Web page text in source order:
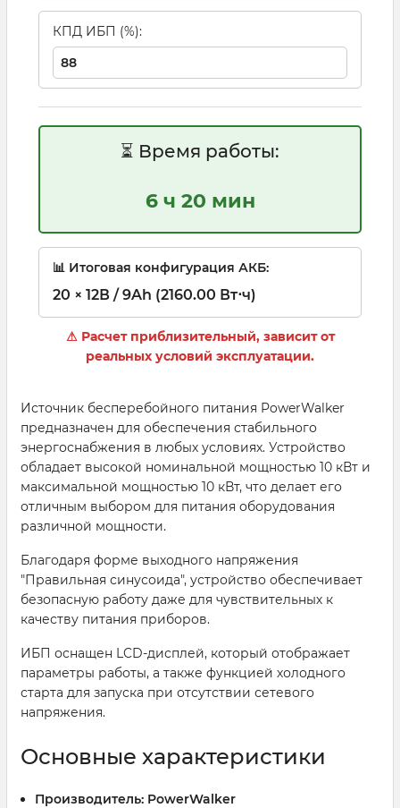
КПД ИБП (%):
⏳ Время работы:
6 ч 20 мин
📊 Итоговая конфигурация АКБ:
20 × 12В / 9Ah (2160.00 Вт⋅ч)
⚠ Расчет приблизительный, зависит от
реальных условий эксплуатации.
Источник бесперебойного питания PowerWalker
предназначен для обеспечения стабильного
энергоснабжения в любых условиях. Устройство
обладает высокой номинальной мощностью 10 кВт и
максимальной мощностью 10 кВт, что делает его
отличным выбором для питания оборудования
различной мощности.
Благодаря форме выходного напряжения
"Правильная синусоида", устройство обеспечивает
безопасную работу даже для чувствительных к
качеству питания приборов.
ИБП оснащен LCD-дисплей, который отображает
параметры работы, а также функцией холодного
старта для запуска при отсутствии сетевого
напряжения.
Основные характеристики
Производитель: PowerWalker